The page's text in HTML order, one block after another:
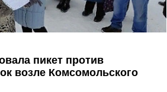
пикет против
возле Комсомольского